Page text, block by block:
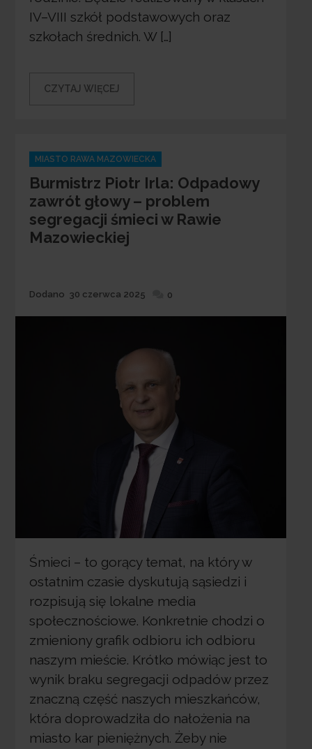
IV–VIII szkół podstawowych oraz
szkołach średnich. W […]
CZYTAJ WIĘCEJ
Categories
MIASTO RAWA MAZOWIECKA
Burmistrz Piotr Irla: Odpadowy
zawrót głowy – problem
segregacji śmieci w Rawie
Mazowieckiej
Dodane
Dodano 30 czerwca 2025 0
Śmieci – to gorący temat, na który w
ostatnim czasie dyskutują sąsiedzi i
rozpisują się lokalne media
społecznościowe. Konkretnie chodzi o
zmieniony grafik odbioru ich odbioru
naszym mieście. Krótko mówiąc jest to
wynik braku segregacji odpadów przez
znaczną część naszych mieszkańców,
która doprowadziła do nałożenia na
miasto kar pieniężnych. Żeby nie